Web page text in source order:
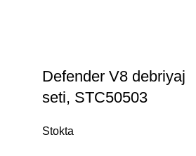
Defender V8 debriyaj
seti, STC50503
Stokta